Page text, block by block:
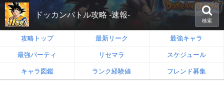
ドッカンバトル攻略 -速報-
検索
攻略トップ 最新リーク
最強キャラ
最強パーティ
リセマラ
スケジュール
キャラ図鑑
ランク経験値 フレンド募集